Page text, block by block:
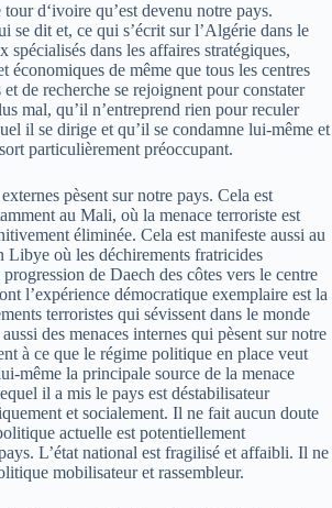
d‘ivoire qu’est devenu notre pays.
se dit et, ce qui s’écrit sur l’Algérie dans le
spécialisés dans les affaires stratégiques,
économiques de même que tous les centres
de recherche se rejoignent pour constater
mal, qu’il n’entreprend rien pour reculer
il se dirige et qu’il se condamne lui­-même et
particulièrement préoccupant.
pèsent sur notre pays. Cela est
au Mali, où la menace terroriste est
éliminée. Cela est manifeste aussi au
Libye où les déchirements fratricides
de Daech des côtes vers le centre
l’expérience démocratique exemplaire est la
terroristes qui sévissent dans le monde
des menaces internes qui pèsent sur notre
à ce que le régime politique en place veut
même la principale source de la menace
il a mis le pays est déstabilisateur
et socialement. Il ne fait aucun doute
actuelle est potentiellement
L’état national est fragilisé et affaibli. Il ne
mobilisateur et rassembleur.